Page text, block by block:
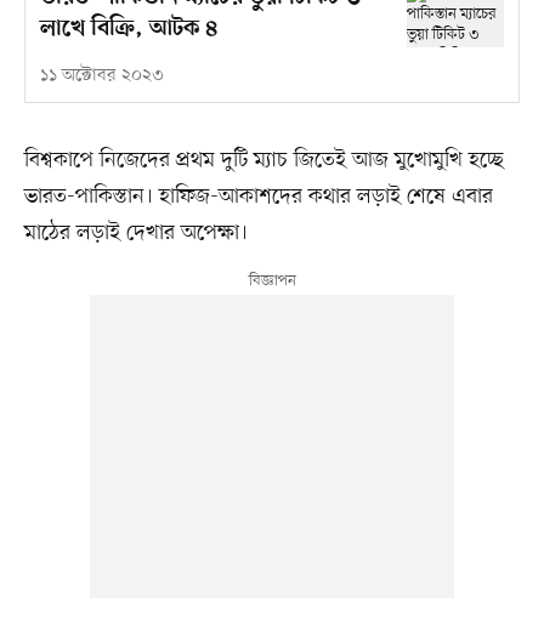
লাখে বিক্রি, আটক ৪
১১ অক্টোবর ২০২৩
বিশ্বকাপে নিজেদের প্রথম দুটি ম্যাচ জিতেই আজ মুখোমুখি হচ্ছে
ভারত-পাকিস্তান। হাফিজ-আকাশদের কথার লড়াই শেষে এবার
মাঠের লড়াই দেখার অপেক্ষা।